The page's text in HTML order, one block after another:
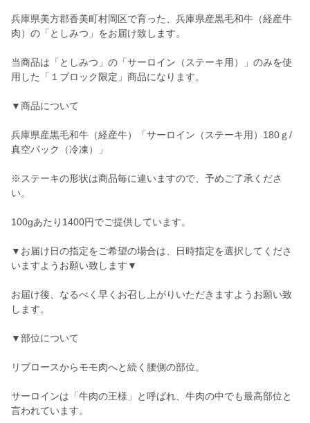
兵庫県美方郡香美町村岡区で育った、兵庫県産黒毛和牛（経産牛
肉）の「としみつ」をお届け致します。
当商品は「としみつ」の「サーロイン（ステーキ用）」のみを使
用した「１ブロック限定」商品になります。
▼商品について
兵庫県産黒毛和牛（経産牛）「サーロイン（ステーキ用）180ｇ/
真空パック（冷凍）」
※ステーキの形状は商品毎に違いますので、予めご了承くださ
い。
100gあたり1400円でご提供しています。
▼お届け日の指定をご希望の場合は、日時指定を選択してくださ
いますようお願い致します▼
お届け後、なるべく早くお召し上がりいただきますようお願い致
します。
▼部位について
リブロースからモモ肉へと続く腰側の部位。
サーロインは「牛肉の王様」と呼ばれ、牛肉の中でも最高部位と
言われています。